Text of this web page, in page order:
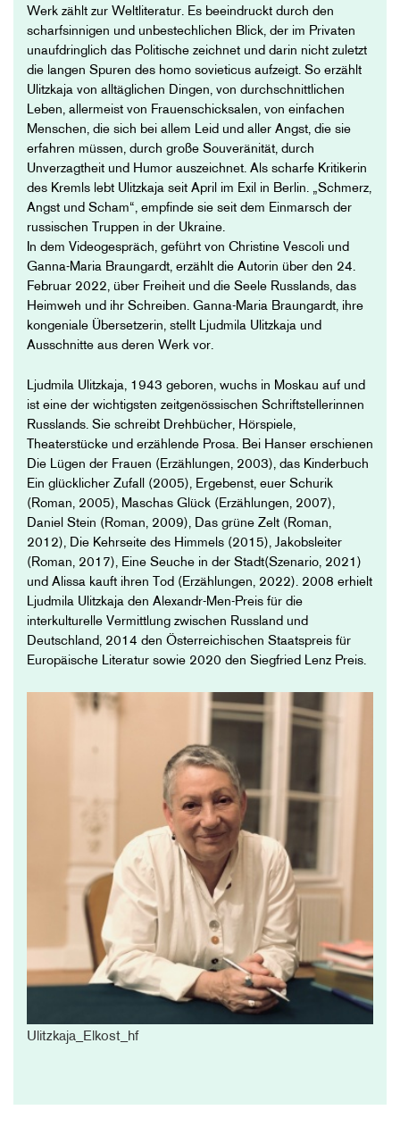
Werk zählt zur Weltliteratur. Es beeindruckt durch den
scharfsinnigen und unbestechlichen Blick, der im Privaten
unaufdringlich das Politische zeichnet und darin nicht zuletzt
die langen Spuren des homo sovieticus aufzeigt. So erzählt
Ulitzkaja von alltäglichen Dingen, von durchschnittlichen
Leben, allermeist von Frauenschicksalen, von einfachen
Menschen, die sich bei allem Leid und aller Angst, die sie
erfahren müssen, durch große Souveränität, durch
Unverzagtheit und Humor auszeichnet. Als scharfe Kritikerin
des Kremls lebt Ulitzkaja seit April im Exil in Berlin. „Schmerz,
Angst und Scham“, empfinde sie seit dem Einmarsch der
russischen Truppen in der Ukraine.
In dem Videogespräch, geführt von Christine Vescoli und
Ganna-Maria Braungardt, erzählt die Autorin über den 24.
Februar 2022, über Freiheit und die Seele Russlands, das
Heimweh und ihr Schreiben. Ganna-Maria Braungardt, ihre
kongeniale Übersetzerin, stellt Ljudmila Ulitzkaja und
Ausschnitte aus deren Werk vor.
Ljudmila Ulitzkaja, 1943 geboren, wuchs in Moskau auf und
ist eine der wichtigsten zeitgenössischen Schriftstellerinnen
Russlands. Sie schreibt Drehbücher, Hörspiele,
Theaterstücke und erzählende Prosa. Bei Hanser erschienen
Die Lügen der Frauen (Erzählungen, 2003), das Kinderbuch
Ein glücklicher Zufall (2005), Ergebenst, euer Schurik
(Roman, 2005), Maschas Glück (Erzählungen, 2007),
Daniel Stein (Roman, 2009), Das grüne Zelt (Roman,
2012), Die Kehrseite des Himmels (2015), Jakobsleiter
(Roman, 2017), Eine Seuche in der Stadt(Szenario, 2021)
und Alissa kauft ihren Tod (Erzählungen, 2022). 2008 erhielt
Ljudmila Ulitzkaja den Alexandr-Men-Preis für die
interkulturelle Vermittlung zwischen Russland und
Deutschland, 2014 den Österreichischen Staatspreis für
Europäische Literatur sowie 2020 den Siegfried Lenz Preis.
Ulitzkaja_Elkost_hf